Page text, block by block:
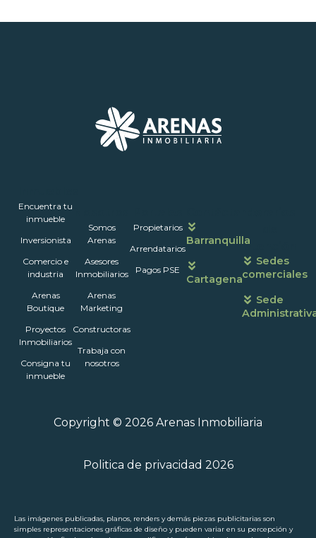
Encuentra tu
inmueble
Inversionista
Comercio e
industria
Arenas
Boutique
Proyectos
Inmobiliarios
Consigna tu
inmueble
Somos
Arenas
Asesores
Inmobiliarios
Arenas
Marketing
Constructoras
Trabaja con
nosotros
Propietarios
Arrendatarios
Pagos PSE
Barranquilla
Cartagena
atención
Sedes
comerciales
Sede
Copyright © 2026 Arenas Inmobiliaria
Politica de privacidad 2026
Las imágenes publicadas, planos, renders y demás piezas publicitarias son
simples representaciones gráficas de diseño y pueden variar en su percepción y